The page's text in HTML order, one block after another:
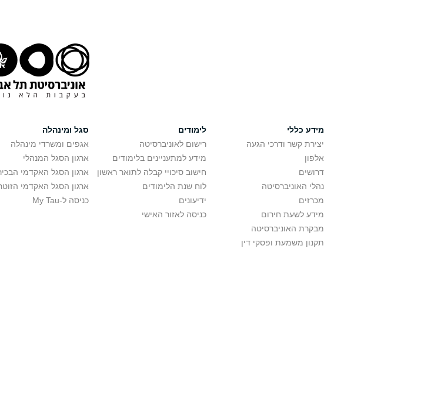
מידע כללי
יצירת קשר ודרכי הגעה
אלפון
דרושים
נהלי האוניברסיטה
מכרזים
מידע לשעת חירום
מבקרת האוניברסיטה
תקנון משמעת ופסקי דין
לימודים
רישום לאוניברסיטה
מידע למתעניינים בלימודים
חישוב סיכויי קבלה לתואר ראשון
לוח שנת הלימודים
ידיעונים
כניסה לאזור האישי
סגל ומינהלה
אגפים ומשרדי מינהלה
ארגון הסגל המנהלי
ארגון הסגל האקדמי
ארגון הסגל האקדמי
כניסה ל-My Tau